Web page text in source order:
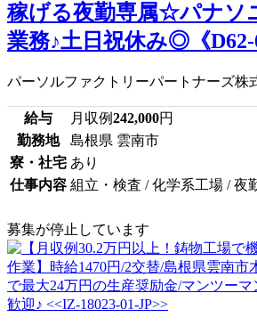
稼げる夜勤専属☆パナソ
業務♪土日祝休み◎《D62-
パーソルファクトリーパートナーズ株
給与 月収例242,000円
勤務地
島根県 雲南市
寮・社宅 あり
仕事内容 組立・検査 / 化学系工場 / 夜
募集が停止しています